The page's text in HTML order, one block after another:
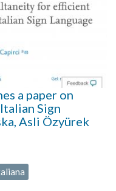
a paper on
Sign
Asli Özyürek